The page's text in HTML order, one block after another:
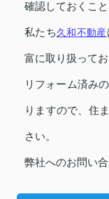
確認しておくこ
私たち久和不動産
富に取り扱ってお
リフォーム済み
りますので、住
さい。
弊社へのお問い